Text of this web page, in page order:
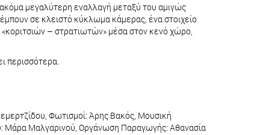
μεγαλύτερη εναλλαγή μεταξύ του αμιγώς
σε κλειστό κύκλωμα κάμερας, ένα στοιχείο
– στρατιωτών» μέσα στον κενό χώρο,
περισσότερα.
Φωτισμοί: Άρης Βακός, Μουσική
Μάρα Μαλγαρινού, Οργάνωση Παραγωγής: Αθανασία